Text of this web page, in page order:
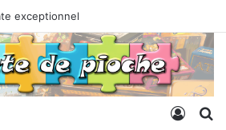
exceptionnel